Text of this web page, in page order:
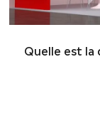
Quelle est la